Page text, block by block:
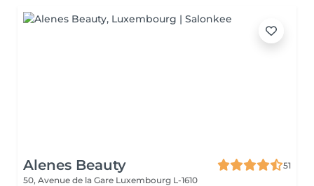
Alenes Beauty
51
50, Avenue de la Gare Luxembourg L-1610